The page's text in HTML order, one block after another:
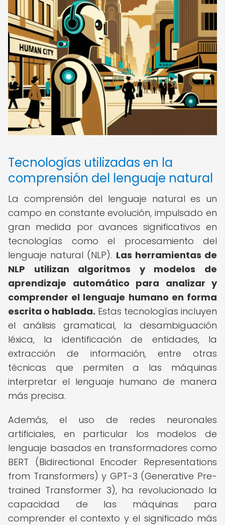
Tecnologías utilizadas en la
comprensión del lenguaje natural
La comprensión del lenguaje natural es un
campo en constante evolución, impulsado en
gran medida por avances significativos en
tecnologías como el procesamiento del
lenguaje natural (NLP). Las herramientas de
NLP utilizan algoritmos y modelos de
aprendizaje automático para analizar y
comprender el lenguaje humano en forma
escrita o hablada. Estas tecnologías incluyen
el análisis gramatical, la desambiguación
léxica, la identificación de entidades, la
extracción de información, entre otras
técnicas que permiten a las máquinas
interpretar el lenguaje humano de manera
más precisa.
Además, el uso de redes neuronales
artificiales, en particular los modelos de
lenguaje basados en transformadores como
BERT (Bidirectional Encoder Representations
from Transformers) y GPT-3 (Generative Pre-
trained Transformer 3), ha revolucionado la
capacidad de las máquinas para
comprender el contexto y el significado más